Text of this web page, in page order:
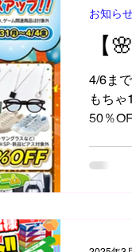
【
4/6ま
もち
50％
お知ら